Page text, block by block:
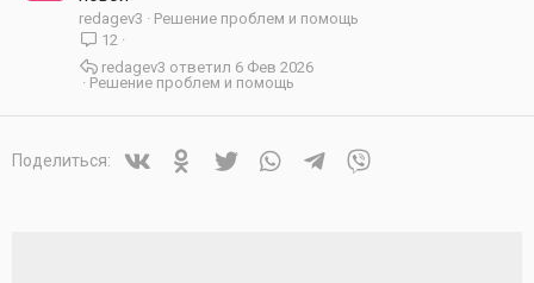
redagev3
Решение проблем и помощь
12
Решение проблем и помощь
6 Фев 2026
redagev3
Поделиться: VkontakteOdnoklassniki
Twitter WhatsAppTelegram